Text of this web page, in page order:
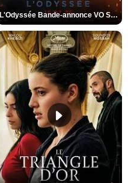
L'Odyssée Bande-annonce VO STFR